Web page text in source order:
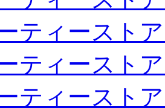
ティースト
ティースト
ティースト